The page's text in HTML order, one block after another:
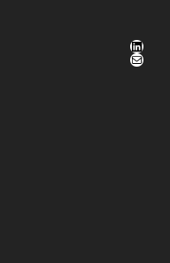
LinkedIn
E-Mail